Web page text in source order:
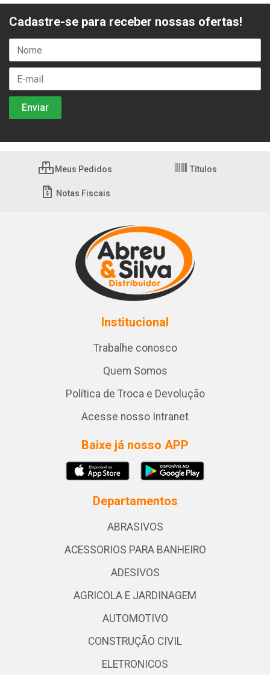
Cadastre-se para receber nossas ofertas!
Meus Pedidos Títulos
Notas Fiscais
Institucional
Trabalhe conosco
Quem Somos
Política de Troca e Devolução
Acesse nosso Intranet
Baixe já nosso APP
Departamentos
ABRASIVOS
ACESSORIOS PARA BANHEIRO
ADESIVOS
AGRICOLA E JARDINAGEM
AUTOMOTIVO
CONSTRUÇÃO CIVIL
ELETRONICOS